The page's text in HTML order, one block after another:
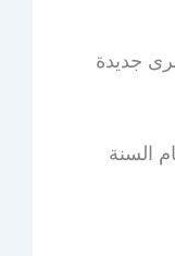
جديدة
السنة